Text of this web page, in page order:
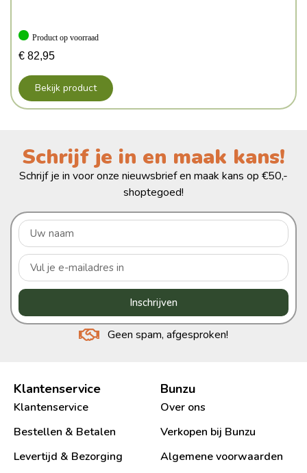
Product op voorraad
€ 82,95
Bekijk product
Schrijf je in en maak kans!
Schrijf je in voor onze nieuwsbrief en maak kans op €50,-
shoptegoed!
Inschrijven
Geen spam, afgesproken!
Klantenservice
Klantenservice
Bestellen & Betalen
Levertijd & Bezorging
Bunzu
Over ons
Verkopen bij Bunzu
Algemene voorwaarden